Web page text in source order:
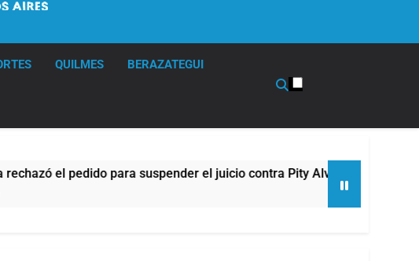
QUILMES BERAZATEGUI
para suspender el juicio contra Pity Alvarez